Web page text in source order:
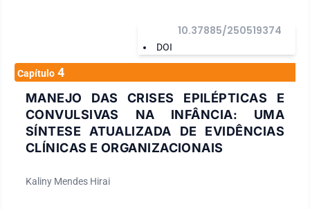
DOI
10.37885/250519374
Capítulo 4
MANEJO DAS CRISES EPILÉPTICAS E
CONVULSIVAS NA INFÂNCIA: UMA
SÍNTESE ATUALIZADA DE EVIDÊNCIAS
CLÍNICAS E ORGANIZACIONAIS
Kaliny Mendes Hirai